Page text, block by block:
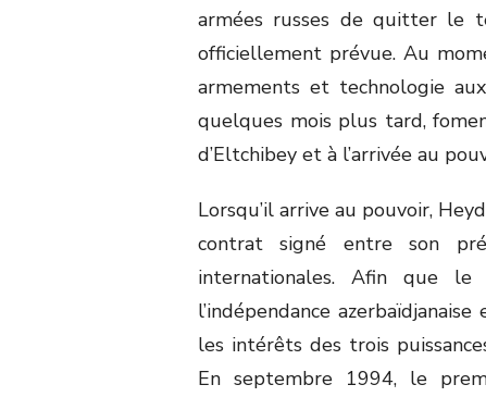
armées russes de quitter le
officiellement prévue. Au
armements et technologie
quelques mois plus tard,
d’Eltchibey et à l’arrivée au
Lorsqu’il arrive au pouvoir,
contrat signé entre son
internationales. Afin que le
l’indépendance
les intérêts des trois
En septembre 1994, le